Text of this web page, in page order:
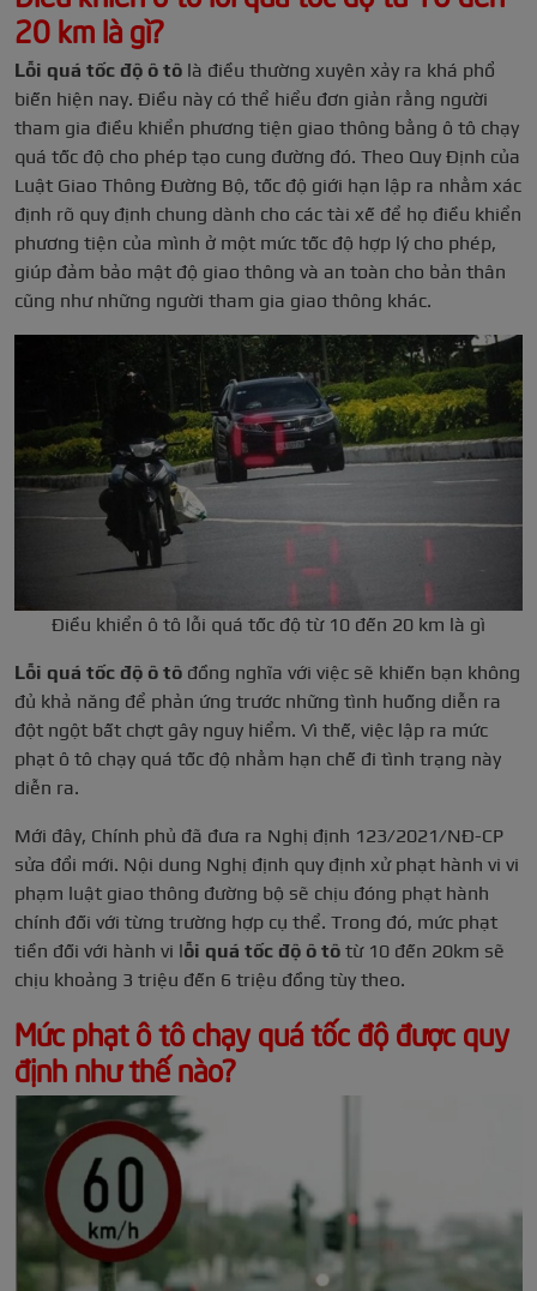
20 km là gì?
Lỗi quá tốc độ ô tô là điều thường xuyên xảy ra khá phổ
biến hiện nay. Điều này có thể hiểu đơn giản rằng người
tham gia điều khiển phương tiện giao thông bằng ô tô chạy
quá tốc độ cho phép tạo cung đường đó. Theo Quy Định của
Luật Giao Thông Đường Bộ, tốc độ giới hạn lập ra nhằm xác
định rõ quy định chung dành cho các tài xế để họ điều khiển
phương tiện của mình ở một mức tốc độ hợp lý cho phép,
giúp đảm bảo mật độ giao thông và an toàn cho bản thân
cũng như những người tham gia giao thông khác.
Điều khiển ô tô lỗi quá tốc độ từ 10 đến 20 km là gì
Lỗi quá tốc độ ô tô đồng nghĩa với việc sẽ khiến bạn không
đủ khả năng để phản ứng trước những tình huống diễn ra
đột ngột bất chợt gây nguy hiểm. Vì thế, việc lập ra mức
phạt ô tô chạy quá tốc độ nhằm hạn chế đi tình trạng này
diễn ra.
Mới đây, Chính phủ đã đưa ra Nghị định 123/2021/NĐ-CP
sửa đổi mới. Nội dung Nghị định quy định xử phạt hành vi vi
phạm luật giao thông đường bộ sẽ chịu đóng phạt hành
chính đối với từng trường hợp cụ thể. Trong đó, mức phạt
tiền đối với hành vi lỗi quá tốc độ ô tô từ 10 đến 20km sẽ
chịu khoảng 3 triệu đến 6 triệu đồng tùy theo.
Mức phạt ô tô chạy quá tốc độ được quy
định như thế nào?